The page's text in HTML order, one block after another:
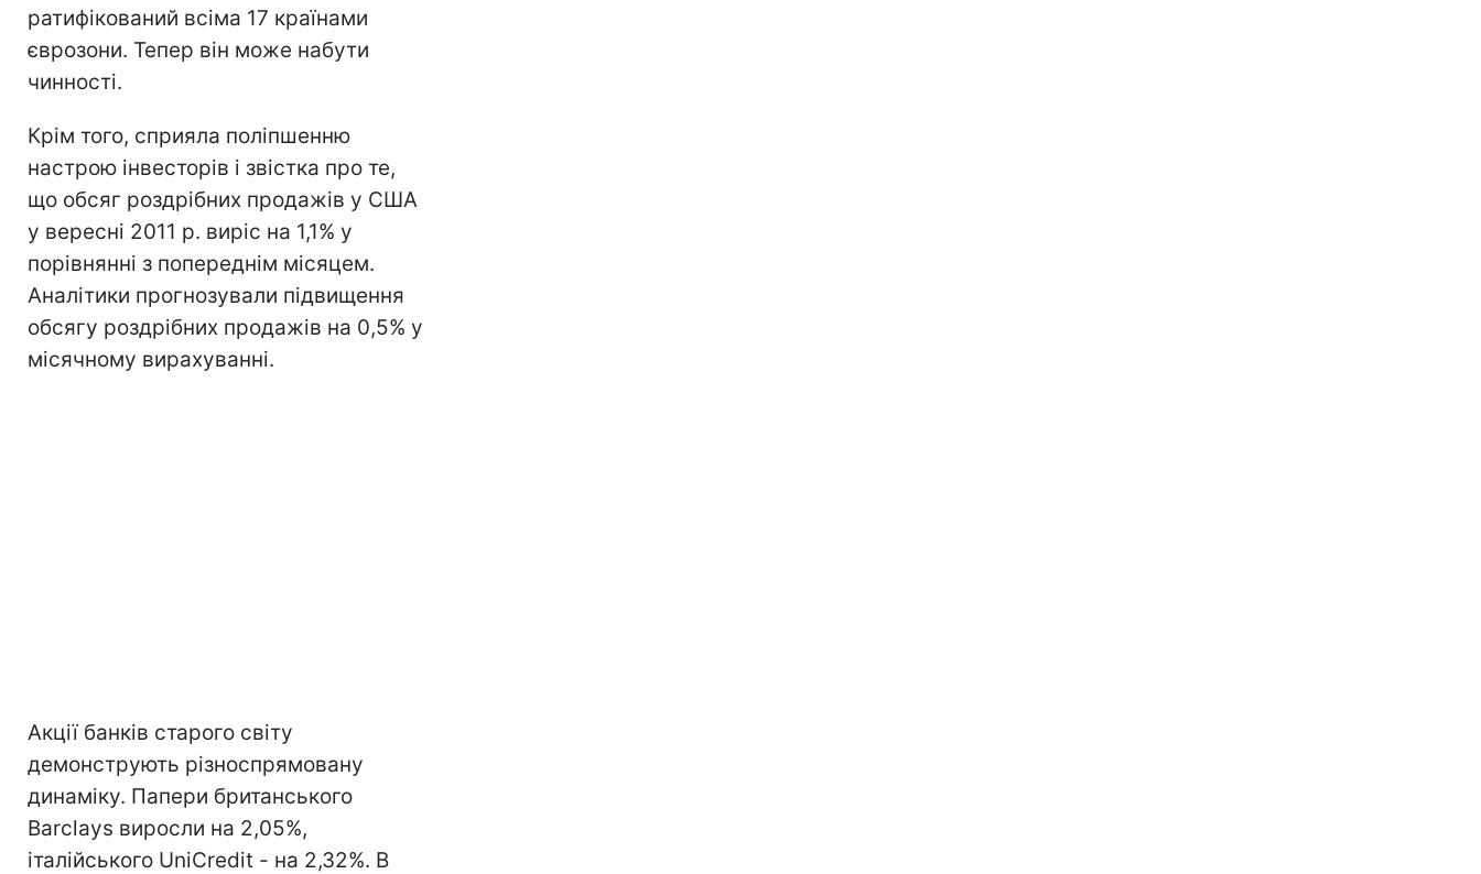
ратифікований всіма 17 країнами
єврозони. Тепер він може набути
чинності.
Крім того, сприяла поліпшенню
настрою інвесторів і звістка про те,
що обсяг роздрібних продажів у США
у вересні 2011 р. виріс на 1,1% у
порівнянні з попереднім місяцем.
Аналітики прогнозували підвищення
обсягу роздрібних продажів на 0,5% у
місячному вирахуванні.
Акції банків старого світу
демонструють різноспрямовану
динаміку. Папери британського
Barclays виросли на 2,05%,
італійського UniCredit - на 2,32%. В